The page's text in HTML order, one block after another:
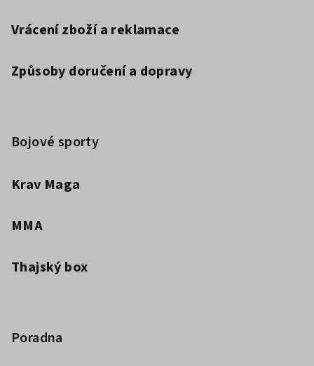
Vrácení zboží a reklamace
Způsoby doručení a dopravy
Bojové sporty
Krav Maga
MMA
Thajský box
Poradna